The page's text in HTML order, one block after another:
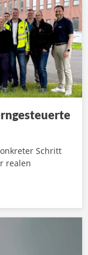
Schritt
realen